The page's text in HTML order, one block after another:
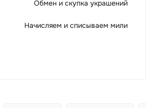
Обмен и скупка украшений
Начисляем и списываем мили